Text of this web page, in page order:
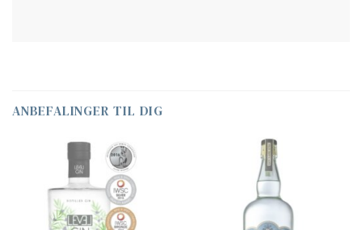
ANBEFALINGER TIL DIG